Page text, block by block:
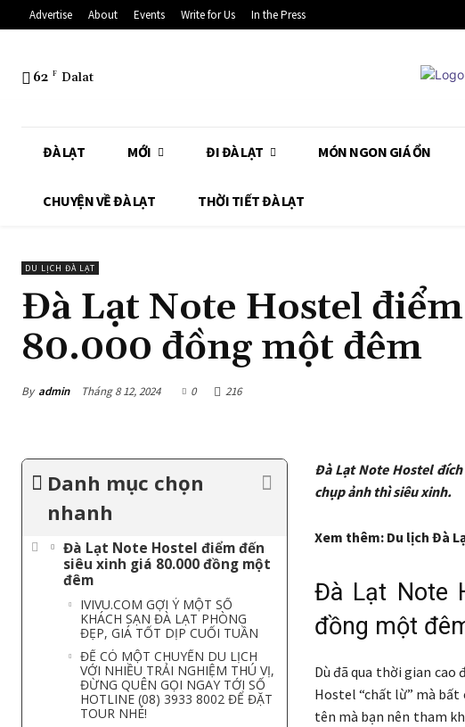
Advertise About Events Write for Us In the Press
62 F Dalat
ĐÀ LẠT MỚI ĐI ĐÀ LẠT MÓN NGON GIÁ ỔN
CHUYỆN VỀ ĐÀ LẠT THỜI TIẾT ĐÀ LẠT
DU LỊCH ĐÀ LẠT
Đà Lạt Note Hostel
80.000 đồng một đêm
By admin Tháng 8 12, 2024 0 216
Danh mục chọn
nhanh
Đà Lạt Note Hostel điểm đến
siêu xinh giá 80.000 đồng một
đêm
IVIVU.COM GỢI Ý MỘT SỐ
KHÁCH SẠN ĐÀ LẠT PHÒNG
ĐẸP, GIÁ TỐT DỊP CUỐI TUẦN
ĐỂ CÓ MỘT CHUYẾN DU LỊCH
VỚI NHIỀU TRẢI NGHIỆM THÚ VỊ,
ĐỪNG QUÊN GỌI NGAY TỚI SỐ
HOTLINE (08) 3933 8002 ĐỂ ĐẶT
TOUR NHÉ!
Đà Lạt Note Hostel
chụp ảnh thì siêu xinh.
Xem thêm: Du lịch Đà
Đà Lạt Note
đồng một
Dù đã qua thời gian
Hostel “chất lừ” mà bất
tên mà bạn nên tham